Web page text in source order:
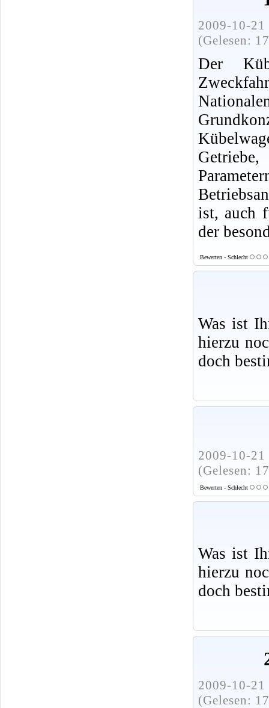
2009-10-
(Gelesen:
Der
ist, auch
der
Bewerten - Schlecht
Was ist
hierzu
doch
2009-10-
(Gelesen:
Bewerten - Schlecht
Was ist
hierzu
doch
2009-10-
(Gelesen: